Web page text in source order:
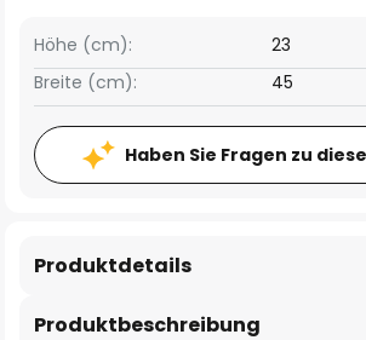
Breite (cm): 45
Höhe (cm): 23
Haben Sie Fragen zu
Produktbeschreibung
Produktdetails